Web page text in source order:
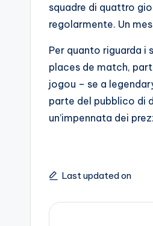
squadre di quattro
regolarmente. Un
Per quanto riguarda
places de match,
jogou – se a
parte del pubblico di
un’impennata dei
Last updated on